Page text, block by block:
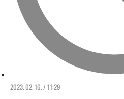
2023. 02. 16. / 11:29